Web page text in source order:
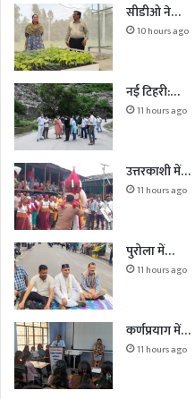
सीडीओ ने…
10 hours ago
नई टिहरी:…
11 hours ago
उत्तरकाशी में…
11 hours ago
पुरोला में…
11 hours ago
कर्णप्रयाग में…
11 hours ago